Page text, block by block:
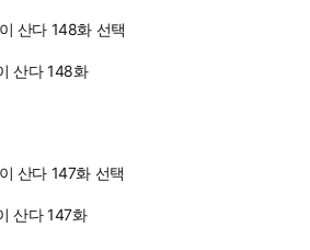
산다 148화 선택
산다 148화
산다 147화 선택
산다 147화